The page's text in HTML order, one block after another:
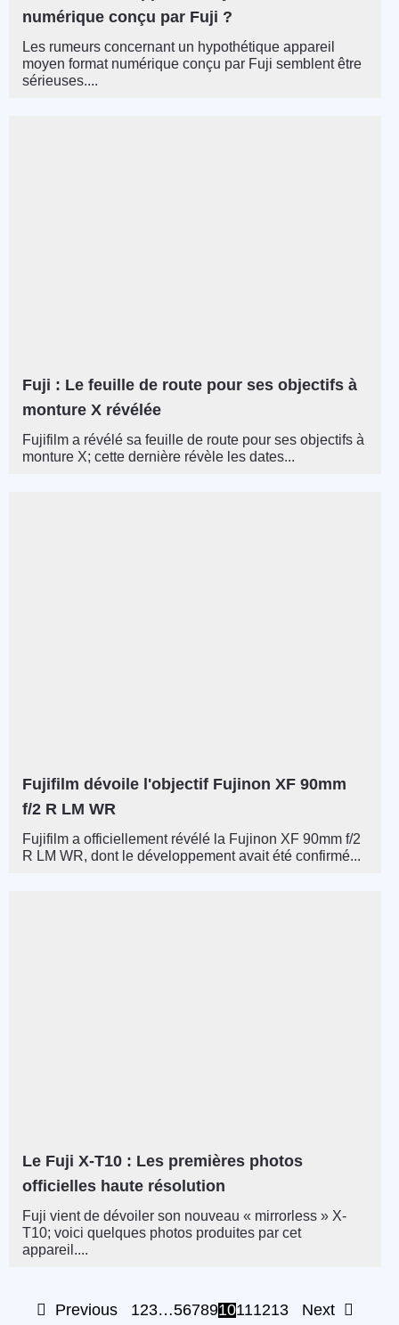
numérique conçu par Fuji ?
Les rumeurs concernant un hypothétique appareil
moyen format numérique conçu par Fuji semblent être
sérieuses....
Fuji : Le feuille de route pour ses objectifs à
monture X révélée
Fujifilm a révélé sa feuille de route pour ses objectifs à
monture X; cette dernière révèle les dates...
Fujifilm dévoile l'objectif Fujinon XF 90mm
f/2 R LM WR
Fujifilm a officiellement révélé la Fujinon XF 90mm f/2
R LM WR, dont le développement avait été confirmé...
Le Fuji X-T10 : Les premières photos
officielles haute résolution
Fuji vient de dévoiler son nouveau « mirrorless » X-
T10; voici quelques photos produites par cet
appareil....
Previous 123…5678910111213 Next